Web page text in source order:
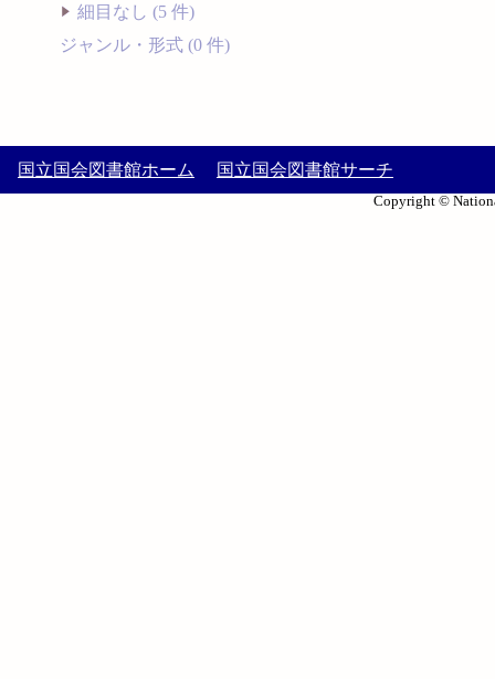
細目なし (5 件)
ジャンル・形式 (0 件)
国立国会図書館ホーム 国立国会図書館サーチ
Copyright ©